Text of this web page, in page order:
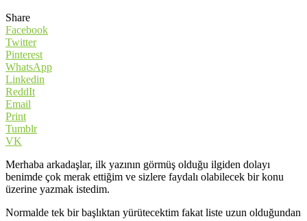
Share
Facebook
Twitter
Pinterest
WhatsApp
Linkedin
ReddIt
Email
Print
Tumblr
VK
Merhaba arkadaşlar, ilk yazının görmüş olduğu ilgiden dolayı
benimde çok merak ettiğim ve sizlere faydalı olabilecek bir konu
üzerine yazmak istedim.
Normalde tek bir başlıktan yürütecektim fakat liste uzun olduğundan